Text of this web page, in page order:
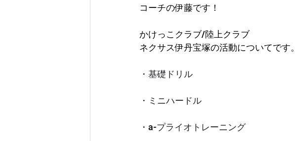
コーチの伊藤です！
かけっこクラブ/陸上クラブ
ネクサス伊丹宝塚の活動についてです。
・基礎ドリル
・ミニハードル
・a-プライオトレーニング